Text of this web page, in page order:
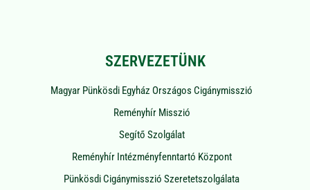
SZERVEZETÜNK
Magyar Pünkösdi Egyház Országos Cigánymisszió
Reményhír Misszió
Segítő Szolgálat
Reményhír Intézményfenntartó Központ
Pünkösdi Cigánymisszió Szeretetszolgálata